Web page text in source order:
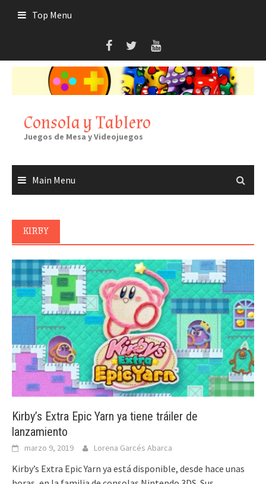
Top Menu
Consola y Tablero
Juegos de Mesa y Videojuegos
Main Menu
KIRBY
Kirby’s Extra Epic Yarn ya tiene tráiler de
lanzamiento
marzo 9, 2019 Lorena Garcés Abarca
Kirby’s Extra Epic Yarn ya está disponible, desde hace unas